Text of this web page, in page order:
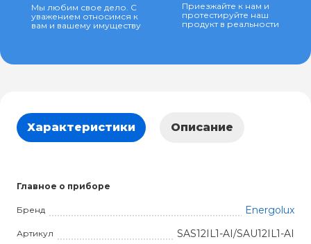
Мы любим свое дело. С
уважением относимся к
вам и вашему имуществу
Приезжайте к нам и
протестируйте наш
продукт в реальности
Характеристики Описание
Главное о приборе
Бренд Energolux
Артикул SAS12IL1-AI/SAU12IL1-AI